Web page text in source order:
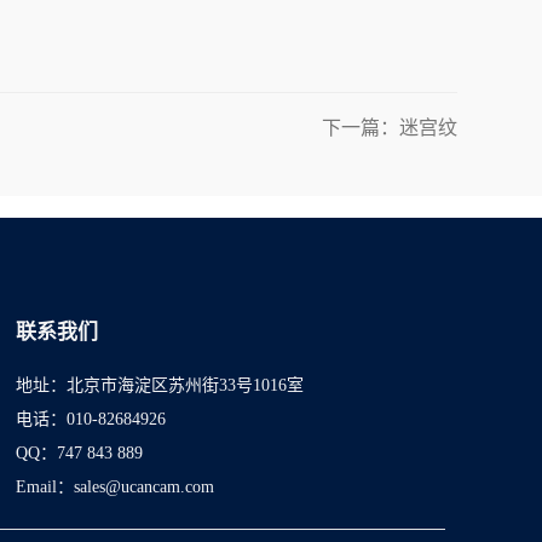
下一篇：迷宫纹
联系我们
地址：北京市海淀区苏州街33号1016室
电话：010-82684926
QQ：747 843 889
Email：sales@ucancam.com